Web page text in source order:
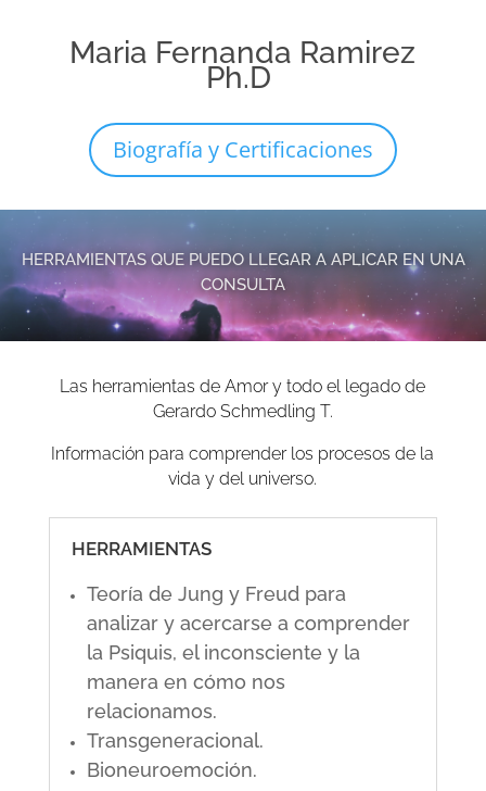
Maria Fernanda Ramirez
Ph.D
Biografía y Certificaciones
HERRAMIENTAS QUE PUEDO LLEGAR A APLICAR EN UNA
CONSULTA
Las herramientas de Amor y todo el legado de
Gerardo Schmedling T.
Información para comprender los procesos de la
vida y del universo.
HERRAMIENTAS
Teoría de Jung y Freud para
analizar y acercarse a comprender
la Psiquis, el inconsciente y la
manera en cómo nos
relacionamos.
Transgeneracional.
Bioneuroemoción.